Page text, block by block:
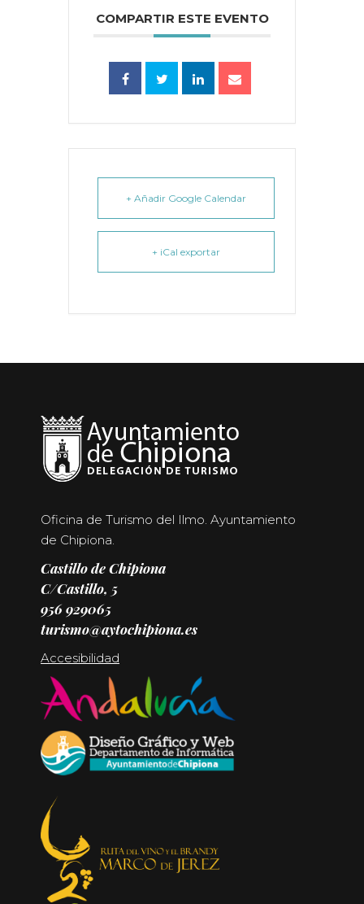
COMPARTIR ESTE EVENTO
+ Añadir Google Calendar
+ iCal exportar
Oficina de Turismo del Ilmo. Ayuntamiento
de Chipiona.
Castillo de Chipiona
C/Castillo, 5
956 929065
turismo@aytochipiona.es
Accesibilidad